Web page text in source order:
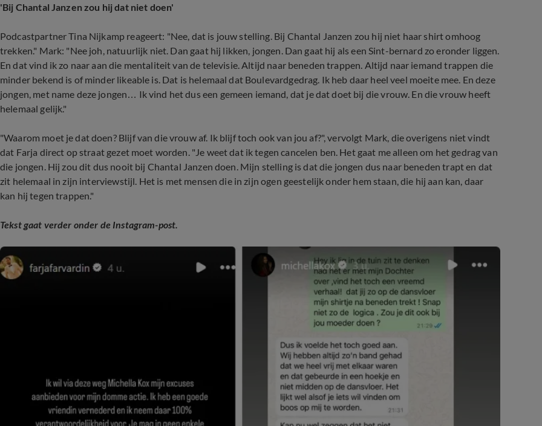
'Bij Chantal Janzen zou hij dat niet doen'
Podcastpartner Tina Nijkamp reageert: "Nee, dat is jouw stelling. Bij Chantal Janzen zou hij niet haar shirt omhoog
trekken." Mark: "Nee joh, natuurlijk niet. Dan gaat hij likken, jongen. Dan gaat hij als een Sint-bernard zo eronder liggen.
En dat vind ik zo naar aan die mentaliteit van de televisie. Altijd naar beneden trappen. Altijd naar iemand trappen die
minder bekend is of minder likeable is. Dat is helemaal dat Boulevardgedrag. Ik heb daar heel veel moeite mee. En deze
jongen, met name deze jongen… Ik vind het dus een gemeen iemand, dat je dat doet bij die vrouw. En die vrouw heeft
helemaal gelijk."
"Waarom moet je dat doen? Blijf van die vrouw af. Ik blijf toch ook van jou af?", vervolgt Mark, die overigens niet vindt
dat Farja direct op straat gezet moet worden. "Je weet dat ik tegen cancelen ben. Het gaat me alleen om het gedrag van
die jongen. Hij zou dit dus nooit bij Chantal Janzen doen. Mijn stelling is dat die jongen dus naar beneden trapt en dat
zit helemaal in zijn interviewstijl. Het is met mensen die in zijn ogen geestelijk onder hem staan, die hij aan kan, daar
kan hij tegen trappen."
Tekst gaat verder onder de Instagram-post.